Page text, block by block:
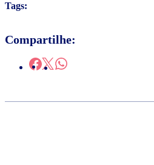
Tags:
Compartilhe: